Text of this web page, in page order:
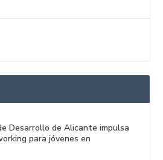
Desarrollo de Alicante impulsa
para jóvenes en